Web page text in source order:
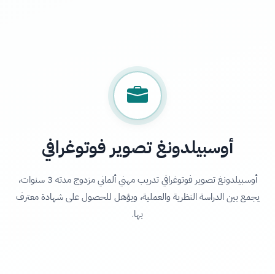
أوسبيلدونغ تصوير فوتوغرافي
أوسبيلدونغ تصوير فوتوغرافي تدريب مهني ألماني مزدوج مدته 3 سنوات،
يجمع بين الدراسة النظرية والعملية، ويؤهل للحصول على شهادة معترف
بها.